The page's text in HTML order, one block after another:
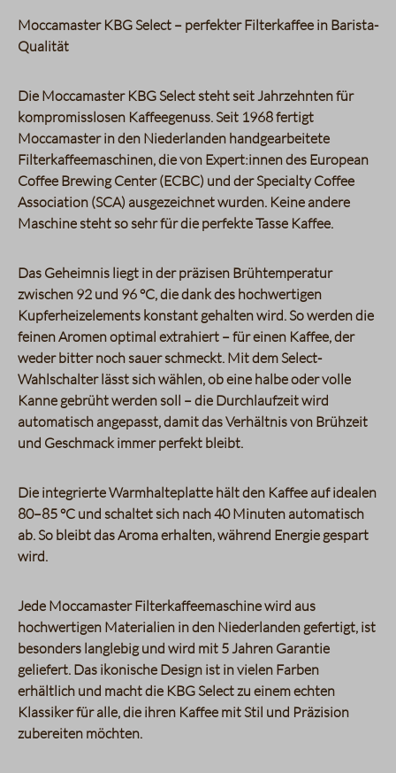
Moccamaster KBG Select – perfekter Filterkaffee in Barista-
Qualität
Die Moccamaster KBG Select steht seit Jahrzehnten für
kompromisslosen Kaffeegenuss. Seit 1968 fertigt
Moccamaster in den Niederlanden handgearbeitete
Filterkaffeemaschinen, die von Expert:innen des European
Coffee Brewing Center (ECBC) und der Specialty Coffee
Association (SCA) ausgezeichnet wurden. Keine andere
Maschine steht so sehr für die perfekte Tasse Kaffee.
Das Geheimnis liegt in der präzisen Brühtemperatur
zwischen 92 und 96 °C, die dank des hochwertigen
Kupferheizelements konstant gehalten wird. So werden die
feinen Aromen optimal extrahiert – für einen Kaffee, der
weder bitter noch sauer schmeckt. Mit dem Select-
Wahlschalter lässt sich wählen, ob eine halbe oder volle
Kanne gebrüht werden soll – die Durchlaufzeit wird
automatisch angepasst, damit das Verhältnis von Brühzeit
und Geschmack immer perfekt bleibt.
Die integrierte Warmhalteplatte hält den Kaffee auf idealen
80–85 °C und schaltet sich nach 40 Minuten automatisch
ab. So bleibt das Aroma erhalten, während Energie gespart
wird.
Jede Moccamaster Filterkaffeemaschine wird aus
hochwertigen Materialien in den Niederlanden gefertigt, ist
besonders langlebig und wird mit 5 Jahren Garantie
geliefert. Das ikonische Design ist in vielen Farben
erhältlich und macht die KBG Select zu einem echten
Klassiker für alle, die ihren Kaffee mit Stil und Präzision
zubereiten möchten.